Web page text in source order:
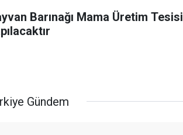
Barınağı Mama Üretim Tesisi
Gündem